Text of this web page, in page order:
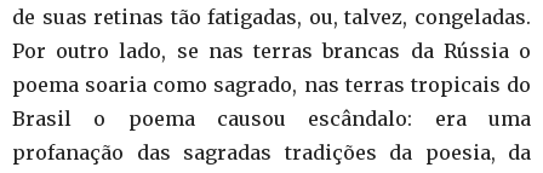
de suas retinas tão fatigadas, ou, talvez, congeladas.
Por outro lado, se nas terras brancas da Rússia o
poema soaria como sagrado, nas terras tropicais do
Brasil o poema causou escândalo: era uma
profanação das sagradas tradições da poesia, da